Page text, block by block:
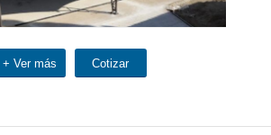
+ Ver más Cotizar